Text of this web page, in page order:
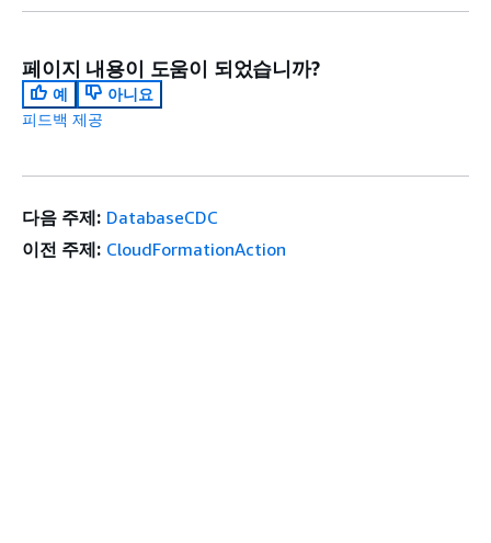
페이지 내용이 도움이 되었습니까?
예
아니요
피드백 제공
다음 주제: DatabaseCDC
이전 주제: CloudFormationAction